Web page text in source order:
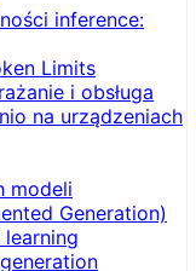
inference:
Limits
i obsługa
na urządzeniach
modeli
Generation)